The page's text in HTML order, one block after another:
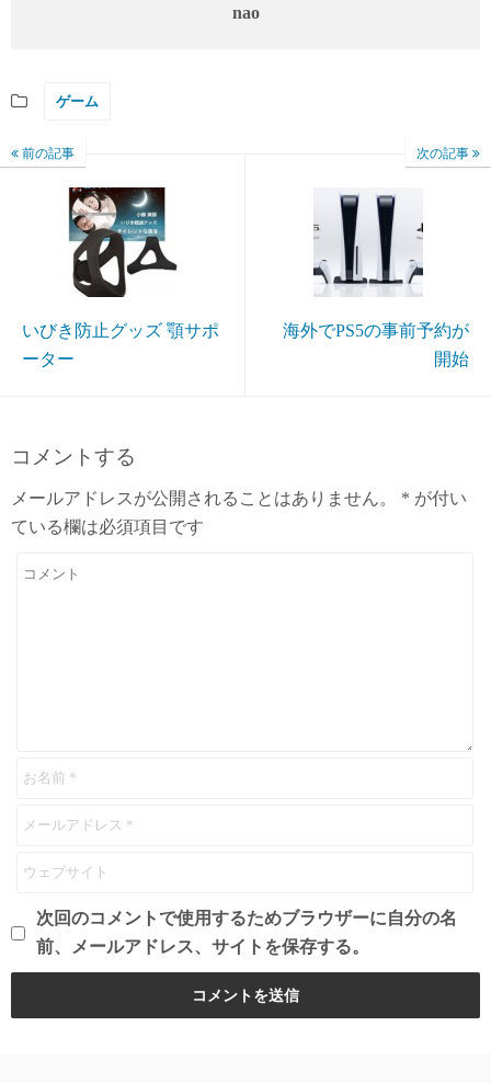
nao
ゲーム
前の記事
いびき防止グッズ 顎サポ
ーター
次の記事
海外でPS5の事前予約が
開始
コメントする
メールアドレスが公開されることはありません。 * が付い
ている欄は必須項目です
次回のコメントで使用するためブラウザーに自分の名
前、メールアドレス、サイトを保存する。